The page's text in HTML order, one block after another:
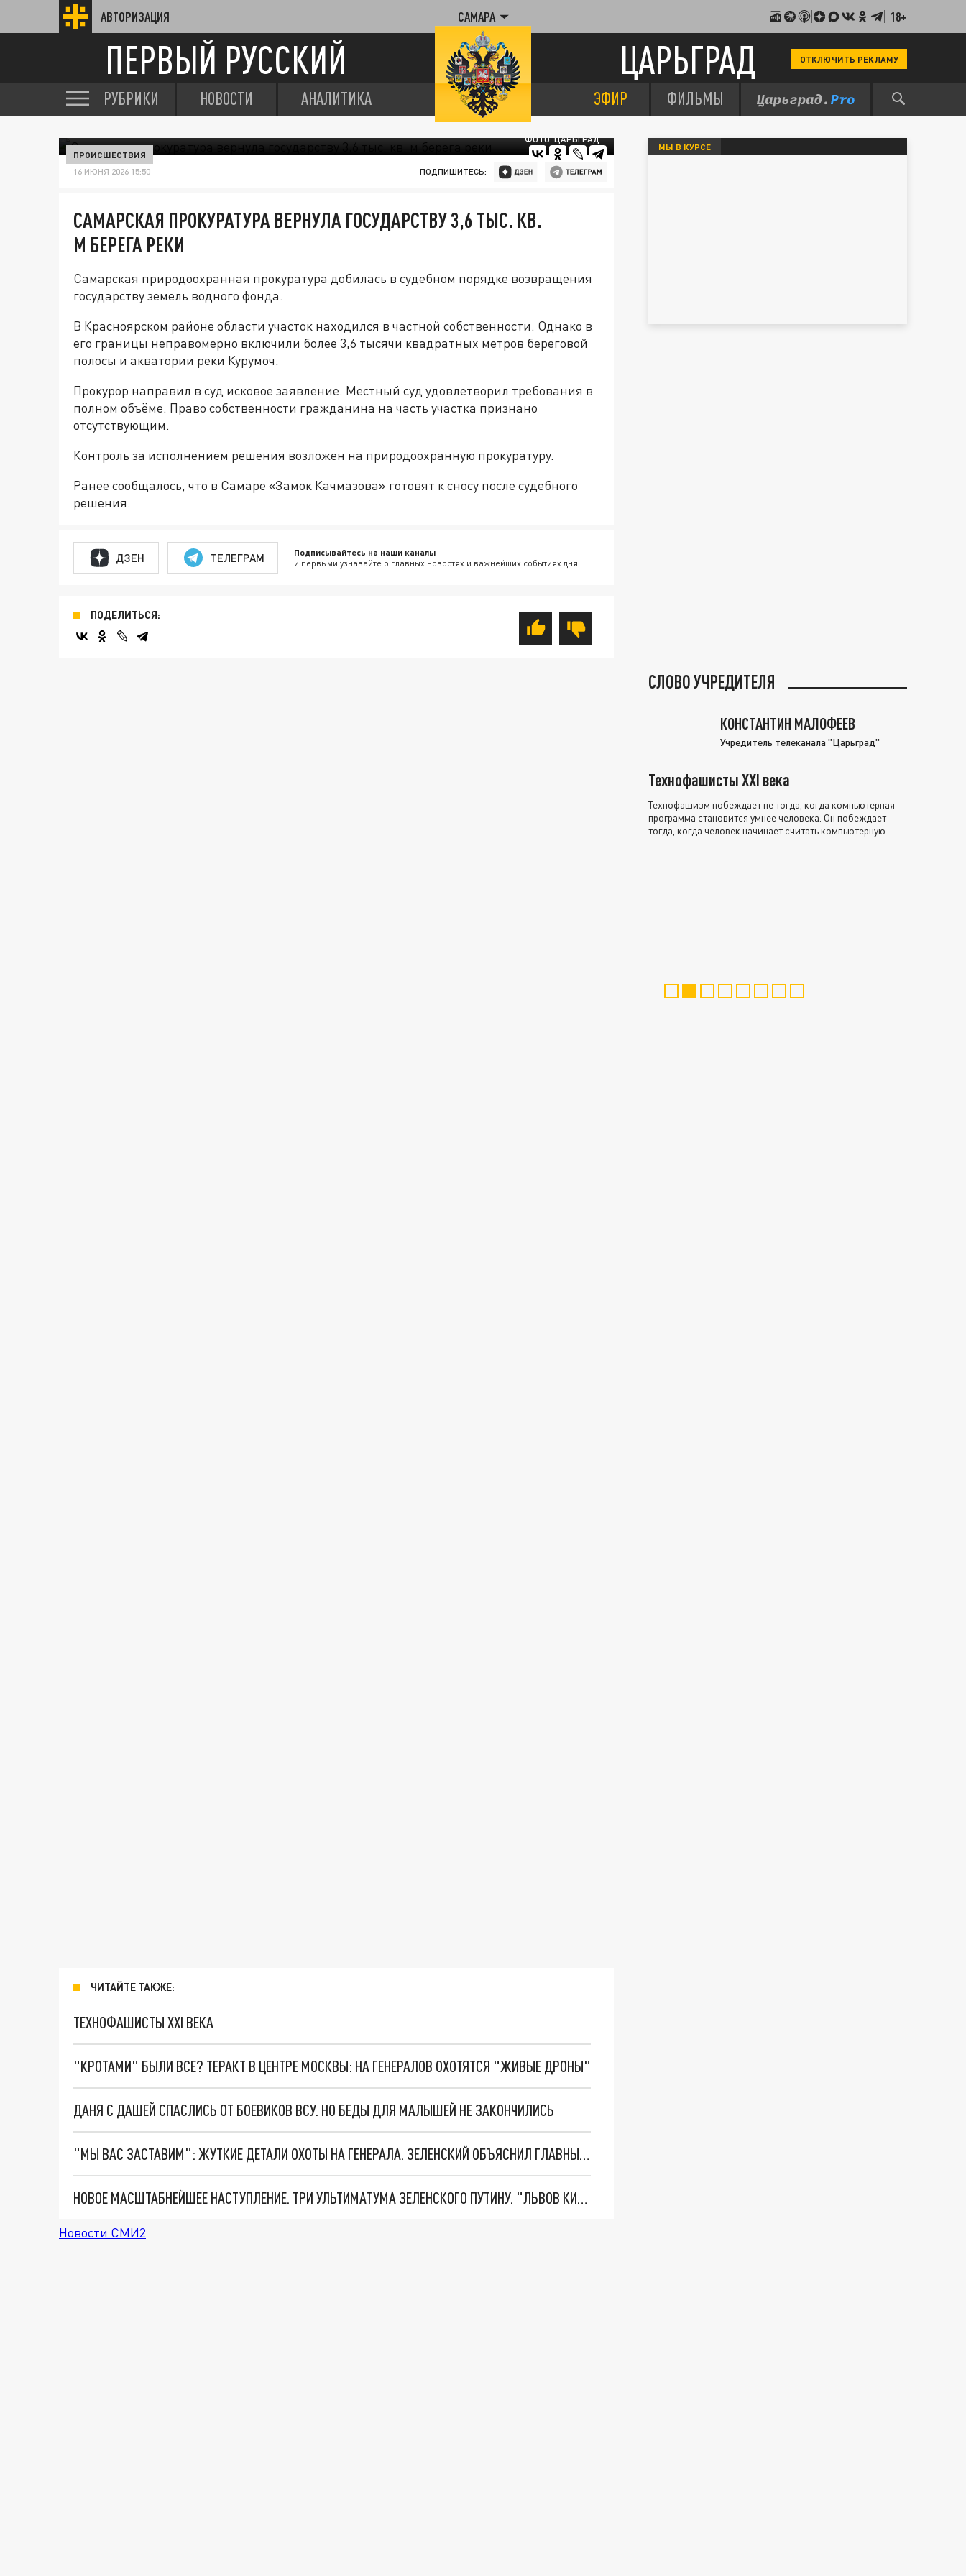
АВТОРИЗАЦИЯ САМАРА 18+
ПЕРВЫЙ РУССКИЙ ЦАРЬГРАД ОТКЛЮЧИТЬ РЕКЛАМУ
РУБРИКИ НОВОСТИ АНАЛИТИКА ЭФИР ФИЛЬМЫ
ФОТО: ЦАРЬГРАД
ПРОИСШЕСТВИЯ
16 ИЮНЯ 2026 15:50 ПОДПИШИТЕСЬ:
САМАРСКАЯ ПРОКУРАТУРА ВЕРНУЛА ГОСУДАРСТВУ 3,6 ТЫС. КВ.
М БЕРЕГА РЕКИ
Самарская природоохранная прокуратура добилась в судебном порядке возвращения
государству земель водного фонда.
В Красноярском районе области участок находился в частной собственности. Однако в
его границы неправомерно включили более 3,6 тысячи квадратных метров береговой
полосы и акватории реки Курумоч.
Прокурор направил в суд исковое заявление. Местный суд удовлетворил требования в
полном объёме. Право собственности гражданина на часть участка признано
отсутствующим.
Контроль за исполнением решения возложен на природоохранную прокуратуру.
Ранее сообщалось, что в Самаре «Замок Качмазова» готовят к сносу после судебного
решения.
ДЗЕН ТЕЛЕГРАМ Подписывайтесь на наши каналы
и первыми узнавайте о главных новостях и важнейших событиях дня.
ПОДЕЛИТЬСЯ:
ЧИТАЙТЕ ТАКЖЕ:
ТЕХНОФАШИСТЫ XXI ВЕКА
"КРОТАМИ" БЫЛИ ВСЕ? ТЕРАКТ В ЦЕНТРЕ МОСКВЫ: НА ГЕНЕРАЛОВ ОХОТЯТСЯ "ЖИВЫЕ ДРОНЫ"
ДАНЯ С ДАШЕЙ СПАСЛИСЬ ОТ БОЕВИКОВ ВСУ. НО БЕДЫ ДЛЯ МАЛЫШЕЙ НЕ ЗАКОНЧИЛИСЬ
"МЫ ВАС ЗАСТАВИМ": ЖУТКИЕ ДЕТАЛИ ОХОТЫ НА ГЕНЕРАЛА. ЗЕЛЕНСКИЙ ОБЪЯСНИЛ ГЛАВНЫЙ СМЫСЛ ТЕРАКТА В ЦЕНТРЕ МОСКВЫ
НОВОЕ МАСШТАБНЕЙШЕЕ НАСТУПЛЕНИЕ. ТРИ УЛЬТИМАТУМА ЗЕЛЕНСКОГО ПУТИНУ. "ЛЬВОВ КИМА" ПОСТАВЯТ НА ПВО? ГЛОБАЛЬНЫЙ ПРОРЫВ ПОД ЗАПОРОЖЬЕМ
Новости СМИ2
МЫ В КУРСЕ
СЛОВО УЧРЕДИТЕЛЯ
КОНСТАНТИН МАЛОФЕЕВ
Учредитель телеканала "Царьград"
Технофашисты XXI века
Технофашизм побеждает не тогда, когда компьютерная
программа становится умнее человека. Он побеждает
тогда, когда человек начинает считать компьютерную